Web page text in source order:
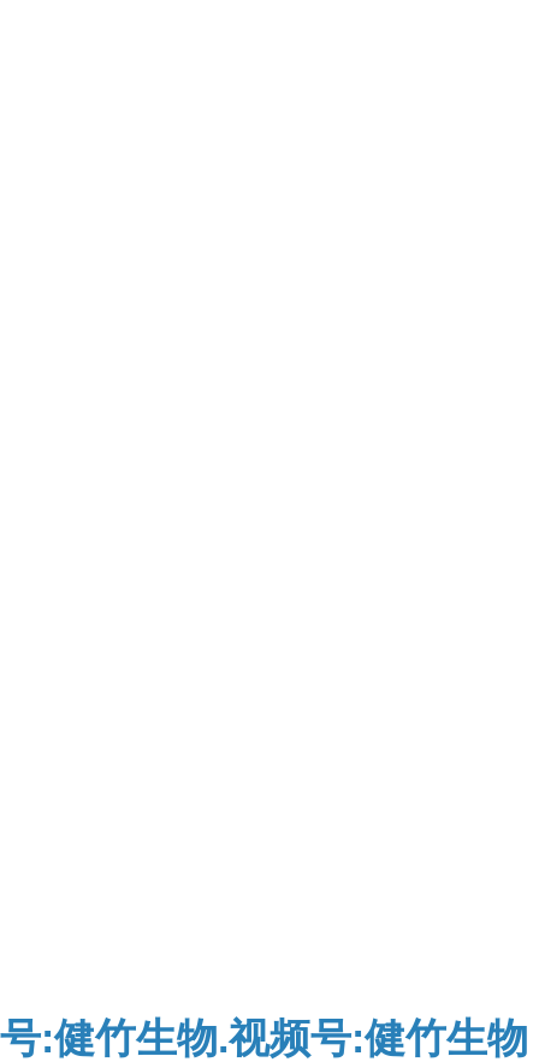
号:健竹生物.视频号:健竹生物